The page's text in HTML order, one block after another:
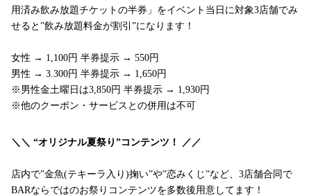
用済み飲み放題チケットの半券」をイベント当日に対象3店舗でみ
せると”飲み放題料金が割引”になります！
女性 → 1,100円 半券提示 → 550円
男性 → 3.300円 半券提示 → 1,650円
※男性金土曜日は3,850円 半券提示 → 1,930円
※他のクーポン・サービスとの併用は不可
＼＼ “オリジナル夏祭り”コンテンツ！ ／／
店内で”金魚(テキーラ入り)掬い”や”恋みくじ”など、3店舗合同で
BARならではのお祭りコンテンツを多数後用意してます！